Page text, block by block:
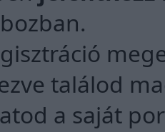
találod
a saját